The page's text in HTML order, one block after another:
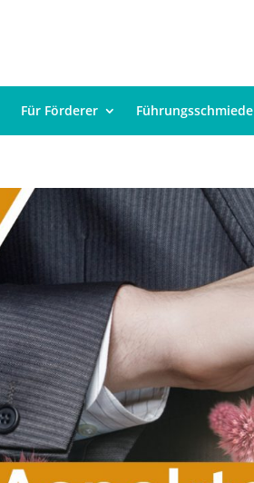
Für Förderer Führungsschmiede